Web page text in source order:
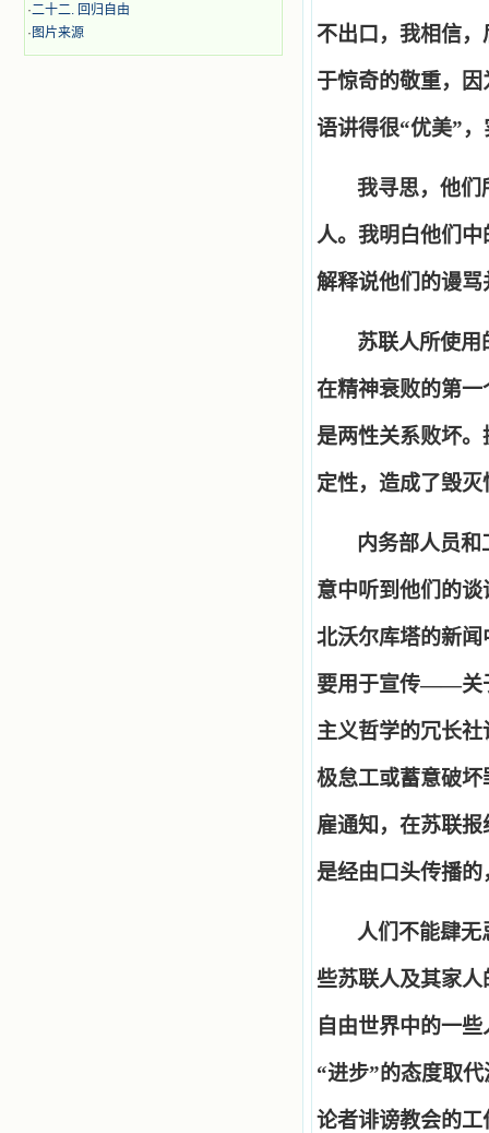
·二十二. 回归自由
·图片来源 不出口，我相信
于惊奇的敬重，
语讲得很“优美”
我寻思，他们
人。我明白他们
解释说他们的谩
苏联人所使用
在精神衰败的第
是两性关系败坏
定性，造成了毁灭
内务部人员
意中听到他们的
北沃尔库塔的新
要用于宣传——关
主义哲学的冗长
极怠工或蓄意破
雇通知，在苏联
是经由口头传播
人们不能肆无
些苏联人及其家
自由世界中的一
“进步”的态度取
论者诽谤教会的